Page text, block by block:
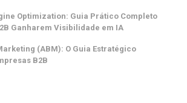
Optimization: Guia Prático Completo
Ganharem Visibilidade em IA
(ABM): O Guia Estratégico
B2B